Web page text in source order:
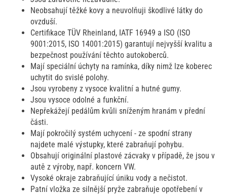
Neobsahují těžké kovy a neuvolňuji škodlivé látky do
ovzduší.
Certifikace TÜV Rheinland, IATF 16949 a ISO (ISO
9001:2015, ISO 14001:2015) garantují nejvyšší kvalitu a
bezpečnost používání těchto autokoberců.
Mají speciální úchyty na ramínka, díky nimž lze koberec
uchytit do svislé polohy.
Jsou vyrobeny z vysoce kvalitní a hutné gumy.
Jsou vysoce odolné a funkční.
Nepřekážejí pedálům kvůli sníženým hranám v přední
části.
Mají pokročilý systém uchycení - ze spodní strany
najdete malé výstupky, které zabraňují pohybu.
Obsahují originální plastové zácvaky v případě, že jsou v
autě z výroby, např. koncern VW.
Vysoké okraje zabraňující úniku vody a nečistot.
Patní vložka ze silnější pryže zabraňuje opotřebení v